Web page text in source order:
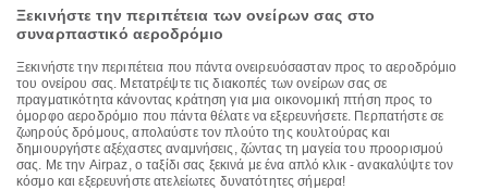
Ξεκινήστε την περιπέτεια των ονείρων σας στο
συναρπαστικό αεροδρόμιο
Ξεκινήστε την περιπέτεια που πάντα ονειρευόσασταν προς το αεροδρόμιο
του ονείρου σας. Μετατρέψτε τις διακοπές των ονείρων σας σε
πραγματικότητα κάνοντας κράτηση για μια οικονομική πτήση προς το
όμορφο αεροδρόμιο που πάντα θέλατε να εξερευνήσετε. Περπατήστε σε
ζωηρούς δρόμους, απολαύστε τον πλούτο της κουλτούρας και
δημιουργήστε αξέχαστες αναμνήσεις, ζώντας τη μαγεία του προορισμού
σας. Με την Airpaz, ο ταξίδι σας ξεκινά με ένα απλό κλικ - ανακαλύψτε τον
κόσμο και εξερευνήστε ατελείωτες δυνατότητες σήμερα!